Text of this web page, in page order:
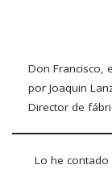
Don Francisco,
por Joaquin
Director de
Lo he contado